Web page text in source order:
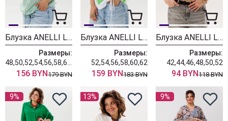
Блузка ANELLI LAUREL 1861 мятный лепесток
Размеры:
156 BYN179 BYN
Блузка ANELLI LAUREL 1884 гинкого билоба
Размеры:
52,54,56,58,60,62
159 BYN183 BYN
Блузка ANELLI LAUREL 1894 бордо полоска
Размеры:
42,44,46,48,50,52
94 BYN118 BYN
9% 13% 9%